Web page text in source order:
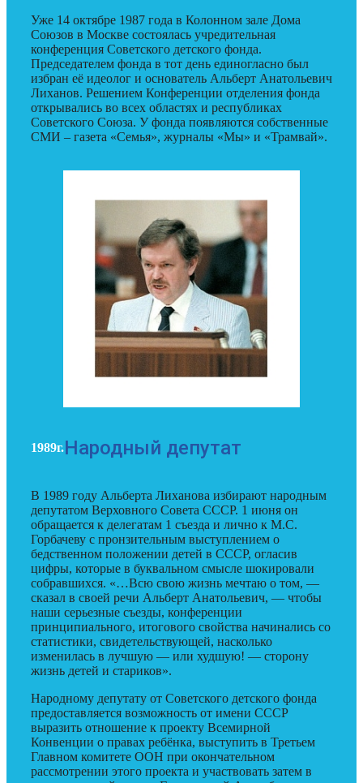
Уже 14 октябре 1987 года в Колонном зале Дома
Союзов в Москве состоялась учредительная
конференция Советского детского фонда.
Председателем фонда в тот день единогласно был
избран её идеолог и основатель Альберт Анатольевич
Лиханов. Решением Конференции отделения фонда
открывались во всех областях и республиках
Советского Союза. У фонда появляются собственные
СМИ – газета «Семья», журналы «Мы» и «Трамвай».
1989г.Народный депутат
В 1989 году Альберта Лиханова избирают народным
депутатом Верховного Совета СССР. 1 июня он
обращается к делегатам 1 съезда и лично к М.С.
Горбачеву с пронзительным выступлением о
бедственном положении детей в СССР, огласив
цифры, которые в буквальном смысле шокировали
собравшихся. «…Всю свою жизнь мечтаю о том, —
сказал в своей речи Альберт Анатольевич, — чтобы
наши серьезные съезды, конференции
принципиального, итогового свойства начинались со
статистики, свидетельствующей, насколько
изменилась в лучшую — или худшую! — сторону
жизнь детей и стариков».
Народному депутату от Советского детского фонда
предоставляется возможность от имени СССР
выразить отношение к проекту Всемирной
Конвенции о правах ребёнка, выступить в Третьем
Главном комитете ООН при окончательном
рассмотрении этого проекта и участвовать затем в